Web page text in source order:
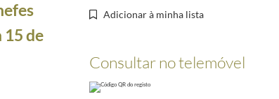
de 2005
2005-09-13/2005-09-18
Adicionar à minha lista
Consultar no telemóvel
15 de